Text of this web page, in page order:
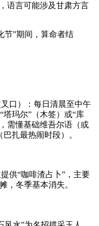
语言可能涉及甘肃方言
节”期间，算命者结
口）：每日清晨至中午
塔玛尔”（木签）或“库
需懂基础维吾尔语（或
扎最热闹时段）。
供“咖啡渣占卜”，主要
，冬季基本消失。